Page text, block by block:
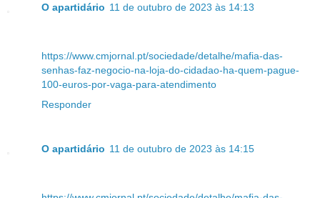
O apartidário 11 de outubro de 2023 às 14:13
https://www.cmjornal.pt/sociedade/detalhe/mafia-das-
senhas-faz-negocio-na-loja-do-cidadao-ha-quem-pague-
100-euros-por-vaga-para-atendimento
Responder
O apartidário 11 de outubro de 2023 às 14:15